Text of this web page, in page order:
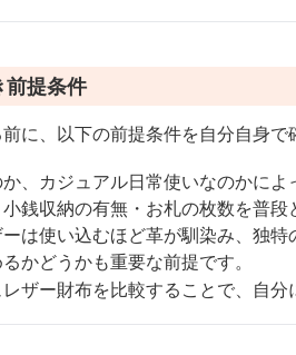
前提条件
に、以下の前提条件を自分自身で
、カジュアル日常使いなのかによ
小銭収納の有無・お札の枚数を普
ーは使い込むほど革が馴染み、独特
かどうかも重要な前提です。
ザー財布を比較することで、自分